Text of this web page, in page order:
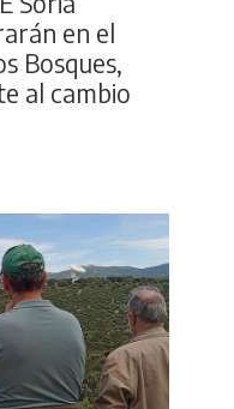
en el
Bosques,
al cambio